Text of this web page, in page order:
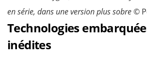
en série, dans une version plus sobre©
Technologies
inédites